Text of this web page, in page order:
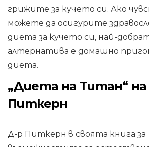
грижите за кучето си. Ако
можете да осигурите
диета за кучето си, най-
алтернатива е домашно
диета.
„Диета на Титан“ на
Питкерн
Д-р Питкерн в своята книга за